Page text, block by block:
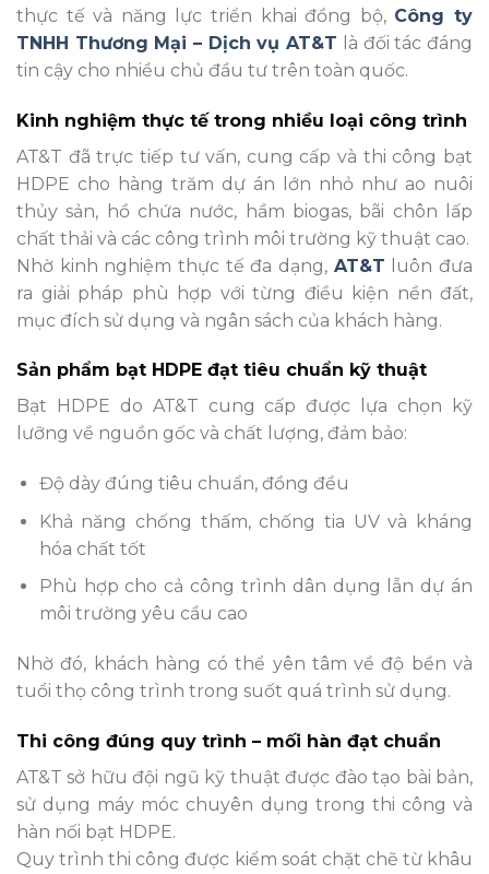
thực tế và năng lực triển khai đồng bộ, Công ty
TNHH Thương Mại – Dịch vụ AT&T là đối tác đáng
tin cậy cho nhiều chủ đầu tư trên toàn quốc.
Kinh nghiệm thực tế trong nhiều loại công trình
AT&T đã trực tiếp tư vấn, cung cấp và thi công bạt
HDPE cho hàng trăm dự án lớn nhỏ như ao nuôi
thủy sản, hồ chứa nước, hầm biogas, bãi chôn lấp
chất thải và các công trình môi trường kỹ thuật cao.
Nhờ kinh nghiệm thực tế đa dạng, AT&T luôn đưa
ra giải pháp phù hợp với từng điều kiện nền đất,
mục đích sử dụng và ngân sách của khách hàng.
Sản phẩm bạt HDPE đạt tiêu chuẩn kỹ thuật
Bạt HDPE do AT&T cung cấp được lựa chọn kỹ
lưỡng về nguồn gốc và chất lượng, đảm bảo:
Độ dày đúng tiêu chuẩn, đồng đều
Khả năng chống thấm, chống tia UV và kháng
hóa chất tốt
Phù hợp cho cả công trình dân dụng lẫn dự án
môi trường yêu cầu cao
Nhờ đó, khách hàng có thể yên tâm về độ bền và
tuổi thọ công trình trong suốt quá trình sử dụng.
Thi công đúng quy trình – mối hàn đạt chuẩn
AT&T sở hữu đội ngũ kỹ thuật được đào tạo bài bản,
sử dụng máy móc chuyên dụng trong thi công và
hàn nối bạt HDPE.
Quy trình thi công được kiểm soát chặt chẽ từ khâu